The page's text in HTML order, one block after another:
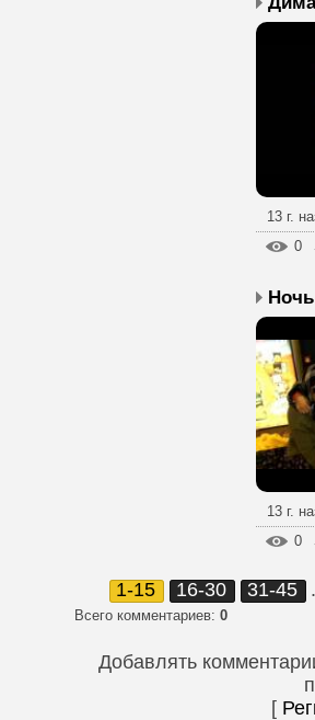
13 г.
0
13 г.
0
1-15 16-30 31-45
Всего комментариев: 0
Добавлять
[